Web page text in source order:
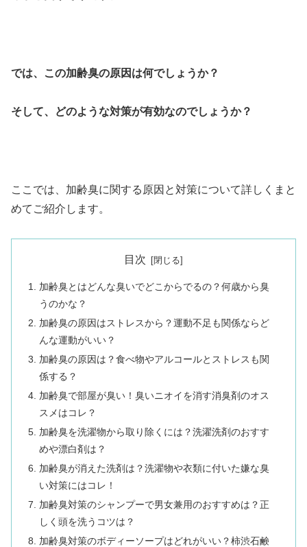
では、この加齢臭の原因は何でしょうか？
そして、どのような対策が有効なのでしょうか？
ここでは、加齢臭に関する原因と対策について詳しくまと
めてご紹介します。
目次
加齢臭とはどんな臭いでどこからでるの？何歳から臭
うのかな？
加齢臭の原因はストレスから？運動不足も関係ならど
んな運動がいい？
加齢臭の原因は？食べ物やアルコールとストレスも関
係する？
加齢臭で部屋が臭い！臭いニオイを消す消臭剤のオス
スメはコレ？
加齢臭を洗濯物から取り除くには？洗濯洗剤のおすす
めや漂白剤は？
加齢臭が消えた洗剤は？洗濯物や衣類に付いた嫌な臭
い対策にはコレ！
加齢臭対策のシャンプーで男女兼用のおすすめは？正
しく頭を洗うコツは？
加齢臭対策のボディーソープはどれがいい？柿渋石鹸